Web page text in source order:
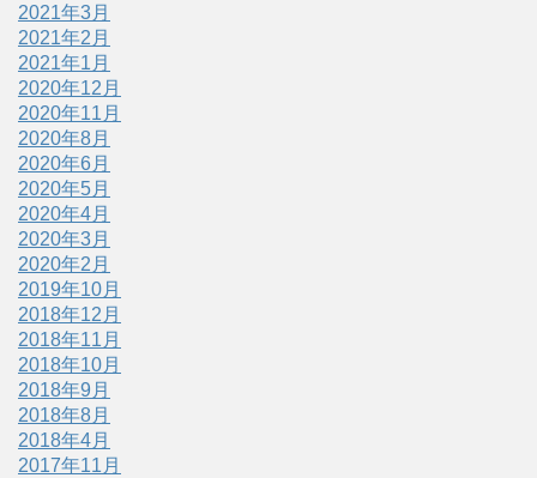
2021年3月
2021年2月
2021年1月
2020年12月
2020年11月
2020年8月
2020年6月
2020年5月
2020年4月
2020年3月
2020年2月
2019年10月
2018年12月
2018年11月
2018年10月
2018年9月
2018年8月
2018年4月
2017年11月